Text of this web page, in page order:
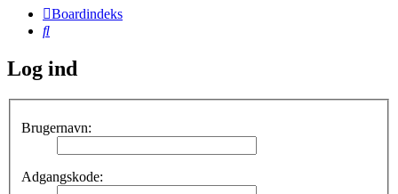
Boardindeks
Søg
Log ind
Brugernavn:
Adgangskode: